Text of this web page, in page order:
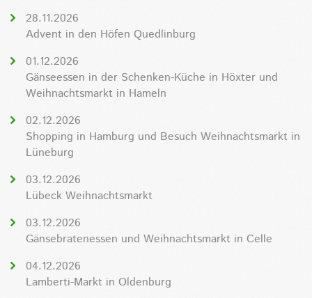
28.11.2026
Advent in den Höfen Quedlinburg
01.12.2026
Gänseessen in der Schenken-Küche in Höxter und
Weihnachtsmarkt in Hameln
02.12.2026
Shopping in Hamburg und Besuch Weihnachtsmarkt in
Lüneburg
03.12.2026
Lübeck Weihnachtsmarkt
03.12.2026
Gänsebratenessen und Weihnachtsmarkt in Celle
04.12.2026
Lamberti-Markt in Oldenburg